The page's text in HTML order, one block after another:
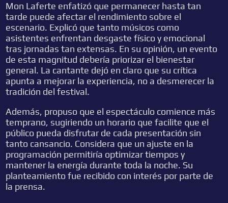
Mon Laferte enfatizó que permanecer hasta tan
tarde puede afectar el rendimiento sobre el
escenario. Explicó que tanto músicos como
asistentes enfrentan desgaste físico y emocional
tras jornadas tan extensas. En su opinión, un evento
de esta magnitud debería priorizar el bienestar
general. La cantante dejó en claro que su crítica
apunta a mejorar la experiencia, no a desmerecer la
tradición del festival.
Además, propuso que el espectáculo comience más
temprano, sugiriendo un horario que facilite que el
público pueda disfrutar de cada presentación sin
tanto cansancio. Considera que un ajuste en la
programación permitiría optimizar tiempos y
mantener la energía durante toda la noche. Su
planteamiento fue recibido con interés por parte de
la prensa.